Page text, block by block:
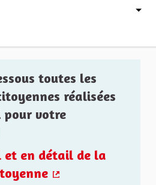
toutes les
réalisées
pour votre
et en détail de la